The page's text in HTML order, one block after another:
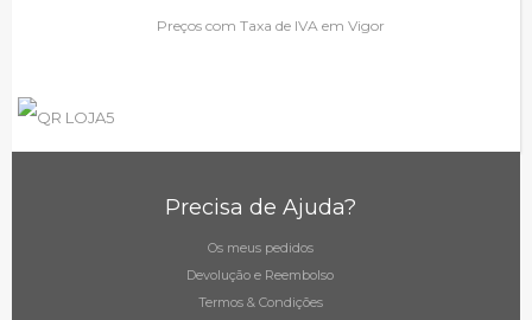
Preços com Taxa de IVA em Vigor
Precisa de Ajuda?
Os meus pedidos
Devolução e Reembolso
Termos & Condições